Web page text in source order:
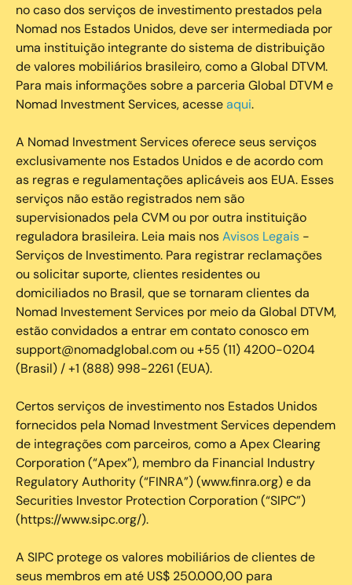
no caso dos serviços de investimento prestados pela
Nomad nos Estados Unidos, deve ser intermediada por
uma instituição integrante do sistema de distribuição
de valores mobiliários brasileiro, como a Global DTVM.
Para mais informações sobre a parceria Global DTVM e
Nomad Investment Services, acesseaqui.
A Nomad Investment Services oferece seus serviços
exclusivamente nos Estados Unidos e de acordo com
as regras e regulamentações aplicáveis aos EUA. Esses
serviços não estão registrados nem são
supervisionados pela CVM ou por outra instituição
reguladora brasileira. Leia mais nosAvisos Legais -
Serviços de Investimento. Para registrar reclamações
ou solicitar suporte, clientes residentes ou
domiciliados no Brasil, que se tornaram clientes da
Nomad Investement Services por meio da Global DTVM,
estão convidados a entrar em contato conosco em
support@nomadglobal.com ou +55 (11) 4200-0204
(Brasil) / +1 (888) 998-2261 (EUA).
Certos serviços de investimento nos Estados Unidos
fornecidos pela Nomad Investment Services dependem
de integrações com parceiros, como a Apex Clearing
Corporation (“Apex”), membro da Financial Industry
Regulatory Authority (“FINRA”) (www.finra.org) e da
Securities Investor Protection Corporation (“SIPC”)
(https://www.sipc.org/).
A SIPC protege os valores mobiliários de clientes de
seus membros em até US$ 250.000,00 para